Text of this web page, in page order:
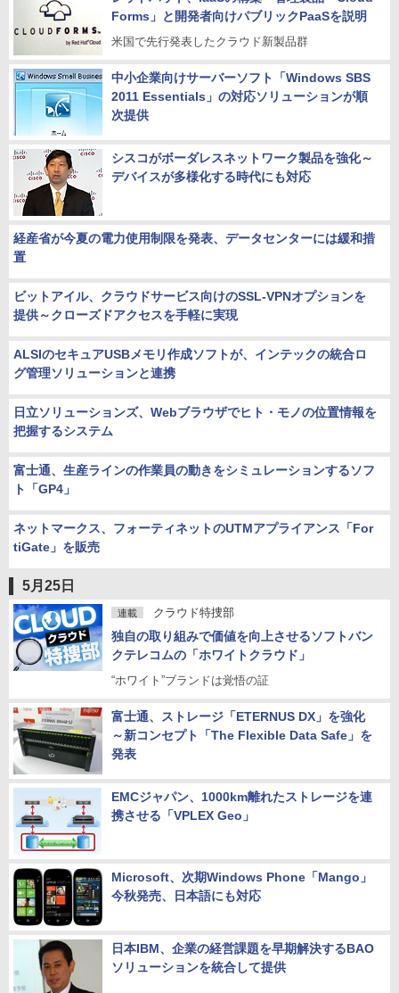
Forms」と開発者向けパブリックPaaSを説明
米国で先行発表したクラウド新製品群
中小企業向けサーバーソフト「Windows SBS
2011 Essentials」の対応ソリューションが順
次提供
シスコがボーダレスネットワーク製品を強化～
デバイスが多様化する時代にも対応
経産省が今夏の電力使用制限を発表、データセンターには緩和措
置
ビットアイル、クラウドサービス向けのSSL-VPNオプションを
提供～クローズドアクセスを手軽に実現
ALSIのセキュアUSBメモリ作成ソフトが、インテックの統合ロ
グ管理ソリューションと連携
日立ソリューションズ、Webブラウザでヒト・モノの位置情報を
把握するシステム
富士通、生産ラインの作業員の動きをシミュレーションするソフ
ト「GP4」
ネットマークス、フォーティネットのUTMアプライアンス「For
tiGate」を販売
5月25日
連載 クラウド特捜部
独自の取り組みで価値を向上させるソフトバン
クテレコムの「ホワイトクラウド」
“ホワイト”ブランドは覚悟の証
富士通、ストレージ「ETERNUS DX」を強化
～新コンセプト「The Flexible Data Safe」を
発表
EMCジャパン、1000km離れたストレージを連
携させる「VPLEX Geo」
Microsoft、次期Windows Phone「Mango」
今秋発売、日本語にも対応
日本IBM、企業の経営課題を早期解決するBAO
ソリューションを統合して提供